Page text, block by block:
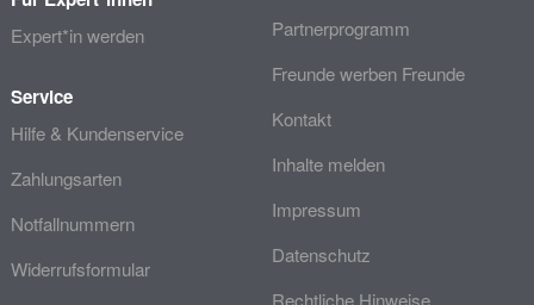
Expert*in werden
Service
Hilfe & Kundenservice
Zahlungsarten
Notfallnummern
Widerrufsformular
Partnerprogramm
Freunde werben Freunde
Kontakt
Inhalte melden
Impressum
Datenschutz
Rechtliche Hinweise